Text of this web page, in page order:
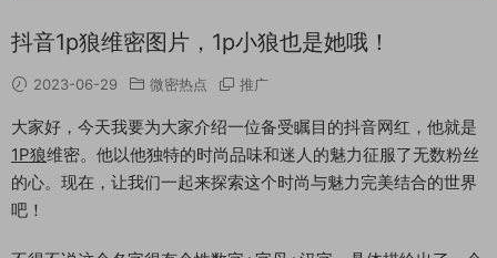
抖音1p狼维密图片，1p小狼也是她哦！
2023-06-29 微密热点 推广
大家好，今天我要为大家介绍一位备受瞩目的抖音网红，他就是
1P狼维密。他以他独特的时尚品味和迷人的魅力征服了无数粉丝
的心。现在，让我们一起来探索这个时尚与魅力完美结合的世界
吧！